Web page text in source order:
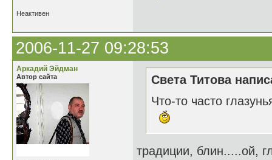
Неактивен
2006-11-27 09:28:53
Аркадий Эйдман
Автор сайта
Света Титова
Что-то часто
традиции, блин.....ой,